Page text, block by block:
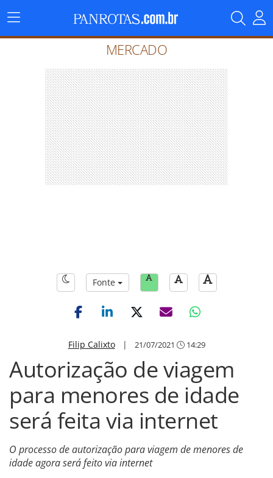
Menu
Principal
MERCADO
Fonte
Filip Calixto| 21/07/2021 14:29
Autorização de viagem
para menores de idade
será feita via internet
O processo de autorização para viagem de menores de
idade agora será feito via internet